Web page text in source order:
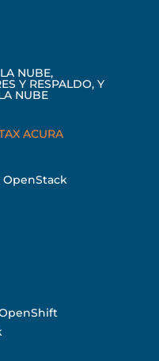
NUBE,
Y RESPALDO, Y
NUBE
ACURA
OpenStack